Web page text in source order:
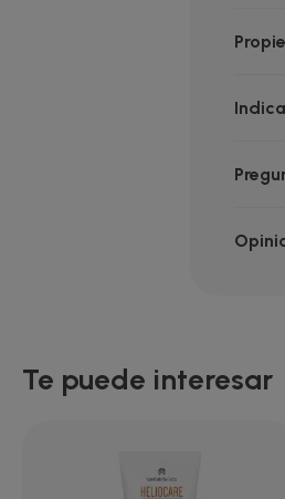
Te puede interesar